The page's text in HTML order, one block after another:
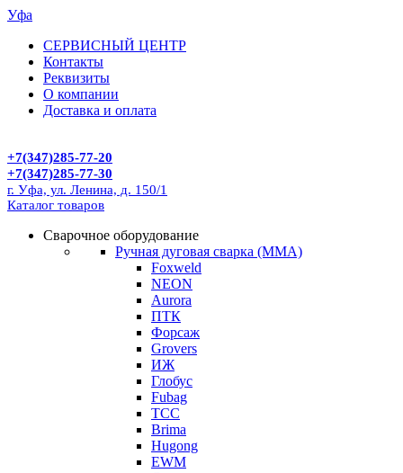
Уфа
СЕРВИСНЫЙ ЦЕНТР
Контакты
Реквизиты
О компании
Доставка и оплата
+7(347)285-77-20
+7(347)285-77-30
г. Уфа, ул. Ленина, д. 150/1
Каталог товаров
Сварочное оборудование
Ручная дуговая сварка (MMA)
Foxweld
NEON
Aurora
ПТК
Форсаж
Grovers
ИЖ
Глобус
Fubag
ТСС
Brima
Hugong
EWM